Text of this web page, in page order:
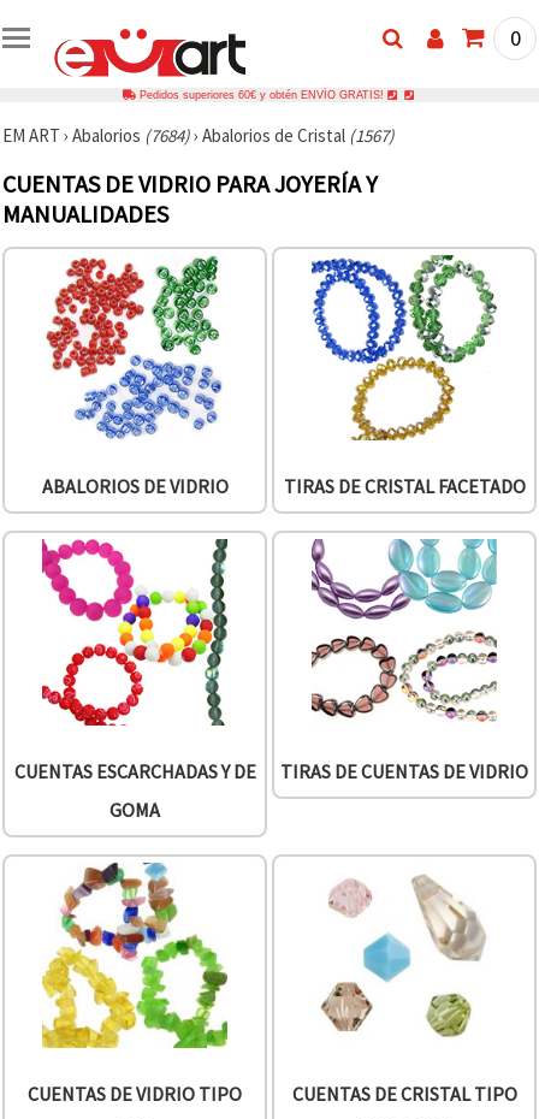
0
Pedidos superiores 60€ y obtén ENVÍO GRATIS!
EM ART › Abalorios (7684)› Abalorios de Cristal (1567)
CUENTAS DE VIDRIO PARA JOYERÍA Y
MANUALIDADES
ABALORIOS DE VIDRIO TIRAS DE CRISTAL FACETADO
CUENTAS ESCARCHADAS Y DE
GOMA
TIRAS DE CUENTAS DE VIDRIO
CUENTAS DE VIDRIO TIPO
CUENTAS DE CRISTAL TIPO